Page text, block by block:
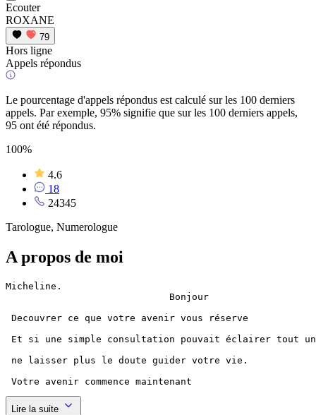
Ecouter
ROXANE
79
Hors ligne
Appels répondus
Le pourcentage d'appels répondus est calculé sur les 100 derniers
appels. Par exemple, 95% signifie que sur les 100 derniers appels,
95 ont été répondus.
100%
4.6
18
24345
Tarologue, Numerologue
A propos de moi
Micheline.
                             Bonjour
Decouvrer ce que votre avenir vous réserve
Et si une simple consultation pouvait éclairer tout un
ne laisser plus le doute guider votre vie.
Votre avenir commence maintenant
Lire la suite